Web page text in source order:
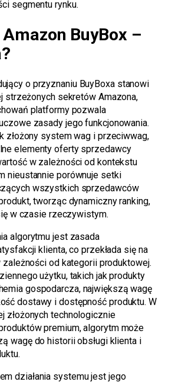
segmentu rynku.
BuyBox –
o przyznaniu BuyBoxa stanowi
strzeżonych sekretów Amazona,
platformy pozwala
zasady jego funkcjonowania.
złożony system wag i przeciwwag,
elementy oferty sprzedawcy
w zależności od kontekstu
nieustannie porównuje setki
wszystkich sprzedawców
tworząc dynamiczny ranking,
w czasie rzeczywistym.
algorytmu jest zasada
klienta, co przekłada się na
od kategorii produktowej.
użytku, takich jak produkty
gospodarcza, największą wagę
dostawy i dostępność produktu. W
złożonych technologicznie
premium, algorytm może
wagę do historii obsługi klienta i
działania systemu jest jego